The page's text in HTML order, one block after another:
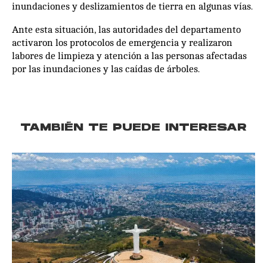
inundaciones y deslizamientos de tierra en algunas vías.
Ante esta situación, las autoridades del departamento
activaron los protocolos de emergencia y realizaron
labores de limpieza y atención a las personas afectadas
por las inundaciones y las caídas de árboles.
TAMBIÉN TE PUEDE INTERESAR